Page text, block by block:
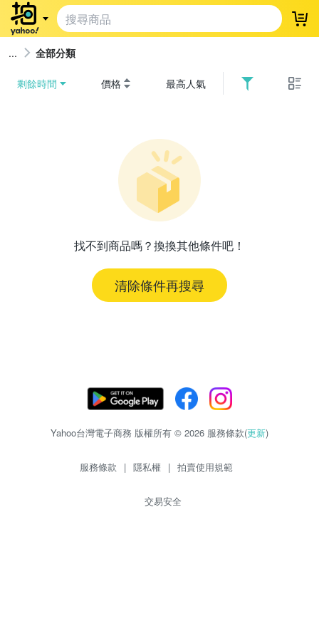
登
全部分類
剩餘時間 價格 最高人氣
找不到商品嗎？換換其他條件吧！
清除條件再搜尋
Yahoo台灣電子商務 版權所有 © 2026 服務條款(更新)
服務條款 | 隱私權 | 拍賣使用規範
交易安全